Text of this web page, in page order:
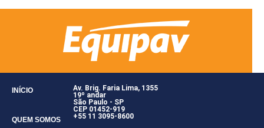
INÍCIO
QUEM SOMOS
Av. Brig. Faria Lima, 1355
19º andar
São Paulo - SP
CEP 01452-919
+55 11 3095-8600